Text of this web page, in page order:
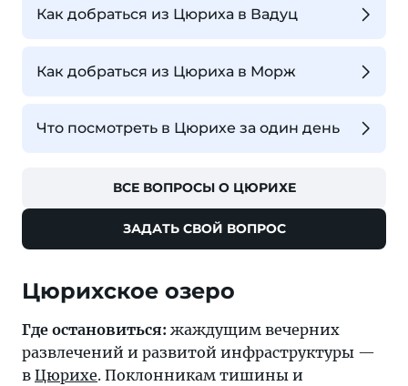
Как добраться из Цюриха в Вадуц
Как добраться из Цюриха в Морж
Что посмотреть в Цюрихе за один день
ВСЕ ВОПРОСЫ О ЦЮРИХЕ
ЗАДАТЬ СВОЙ ВОПРОС
Цюрихское озеро
Где остановиться: жаждущим вечерних
развлечений и развитой инфраструктуры —
в Цюрихе. Поклонникам тишины и